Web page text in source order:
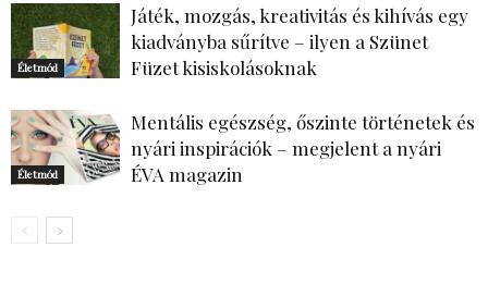
Életmód
Játék, mozgás, kreativitás és kihívás egy
kiadványba sűrítve – ilyen a Szünet
Füzet kisiskolásoknak
Életmód
Mentális egészség, őszinte történetek és
nyári inspirációk – megjelent a nyári
ÉVA magazin